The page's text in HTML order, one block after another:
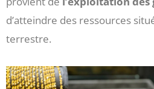
d’atteindre des ressources
terrestre.